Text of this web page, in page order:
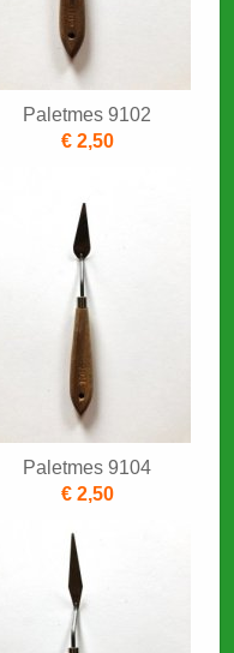
Paletmes 9102
€ 2,50
Paletmes 9104
€ 2,50